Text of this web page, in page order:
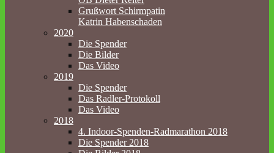
Grußwort Schirmpatin
Katrin Habenschaden
2020
Die Spender
Die Bilder
Das Video
2019
Die Spender
Das Radler-Protokoll
Das Video
2018
4. Indoor-Spenden-Radmarathon 2018
Die Spender 2018